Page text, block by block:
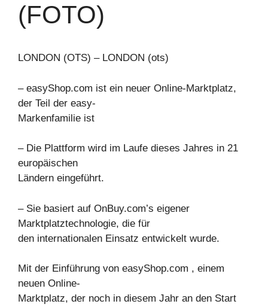
(FOTO)
LONDON (OTS) – LONDON (ots)
– easyShop.com ist ein neuer Online-Marktplatz,
der Teil der easy-
Markenfamilie ist
– Die Plattform wird im Laufe dieses Jahres in 21
europäischen
Ländern eingeführt.
– Sie basiert auf OnBuy.com’s eigener
Marktplatztechnologie, die für
den internationalen Einsatz entwickelt wurde.
Mit der Einführung von easyShop.com , einem
neuen Online-
Marktplatz, der noch in diesem Jahr an den Start